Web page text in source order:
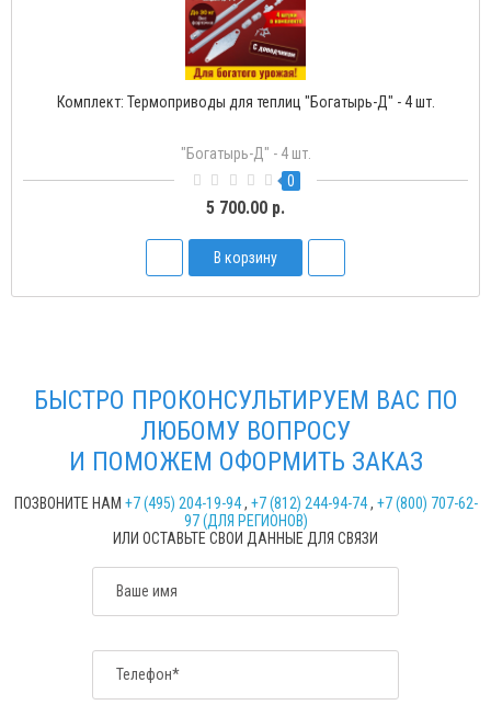
Комплект: Термоприводы для теплиц "Богатырь-Д" - 4 шт.
"Богатырь-Д" - 4 шт.
0
5 700.00 р.
В корзину
БЫСТРО ПРОКОНСУЛЬТИРУЕМ ВАС ПО
ЛЮБОМУ ВОПРОСУ
И ПОМОЖЕМ ОФОРМИТЬ ЗАКАЗ
ПОЗВОНИТЕ НАМ +7 (495) 204-19-94, +7 (812) 244-94-74, +7 (800) 707-62-
97 (ДЛЯ РЕГИОНОВ)
ИЛИ ОСТАВЬТЕ СВОИ ДАННЫЕ ДЛЯ СВЯЗИ
Ваше имя
Телефон*